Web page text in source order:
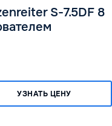
S-7.5DF 8
УЗНАТЬ ЦЕНУ